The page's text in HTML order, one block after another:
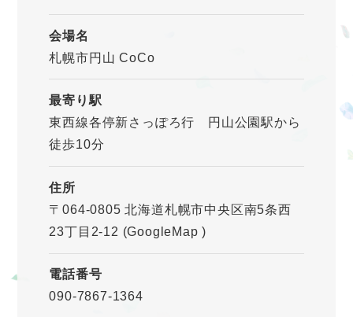
会場名
札幌市円山 CoCo
最寄り駅
東西線各停新さっぽろ行 円山公園駅から
徒歩10分
住所
〒064-0805 北海道札幌市中央区南5条西
23丁目2-12 (GoogleMap)
電話番号
090-7867-1364